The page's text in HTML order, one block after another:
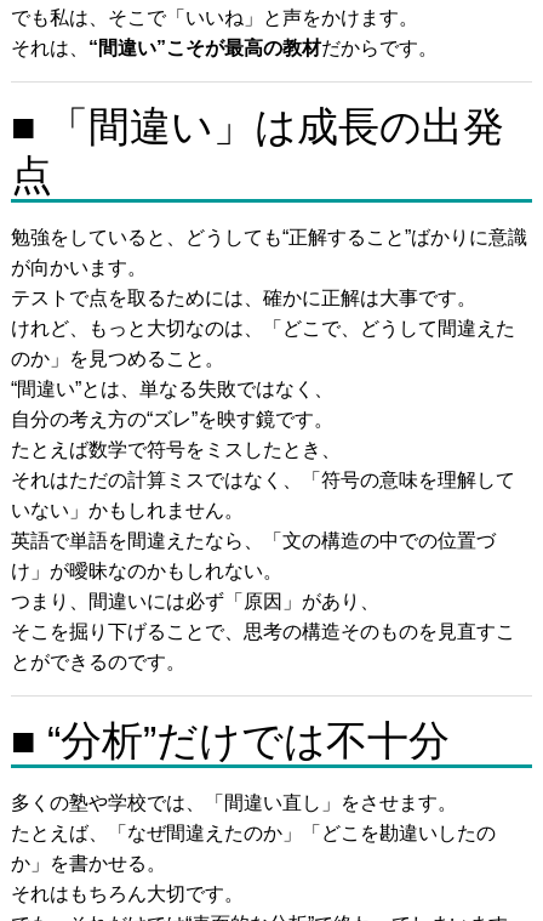
テックエレメンタリー FCプログラミング教室
小中学生対象オンライン英会話教室
でも私は、そこで「いいね」と声をかけます。
それは、 “間違い”こそが最高の教材だからです。
■ 「間違い」は成長の出発
点
勉強をしていると、どうしても“正解すること”ばかりに意識
が向かいます。
テストで点を取るためには、確かに正解は大事です。
けれど、もっと大切なのは、「どこで、どうして間違えた
のか」を見つめること。
“間違い”とは、単なる失敗ではなく、
自分の考え方の“ズレ”を映す鏡です。
たとえば数学で符号をミスしたとき、
それはただの計算ミスではなく、「符号の意味を理解して
いない」かもしれません。
英語で単語を間違えたなら、「文の構造の中での位置づ
け」が曖昧なのかもしれない。
つまり、間違いには必ず「原因」があり、
そこを掘り下げることで、思考の構造そのものを見直すこ
とができるのです。
■ “分析”だけでは不十分
多くの塾や学校では、「間違い直し」をさせます。
たとえば、「なぜ間違えたのか」「どこを勘違いしたの
か」を書かせる。
それはもちろん大切です。